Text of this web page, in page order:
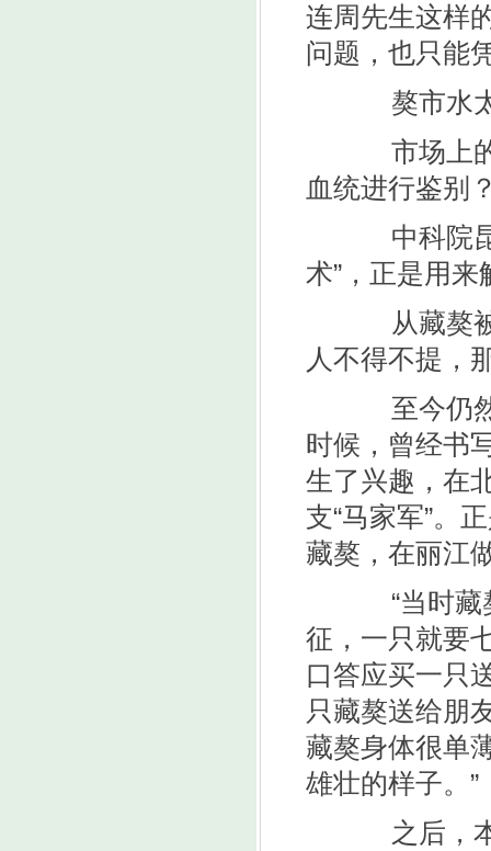
连周先生这样
问题，也只能
獒市水太
市场上的
血统进行鉴别
中科院昆
术”，正是用
从藏獒被
人不得不提，
至今仍然
时候，曾经书
生了兴趣，在
支“马家军”。
藏獒，在丽江
“当时藏
征，一只就要
口答应买一只
只藏獒送给朋
藏獒身体很单
雄壮的样子。”
之后，本